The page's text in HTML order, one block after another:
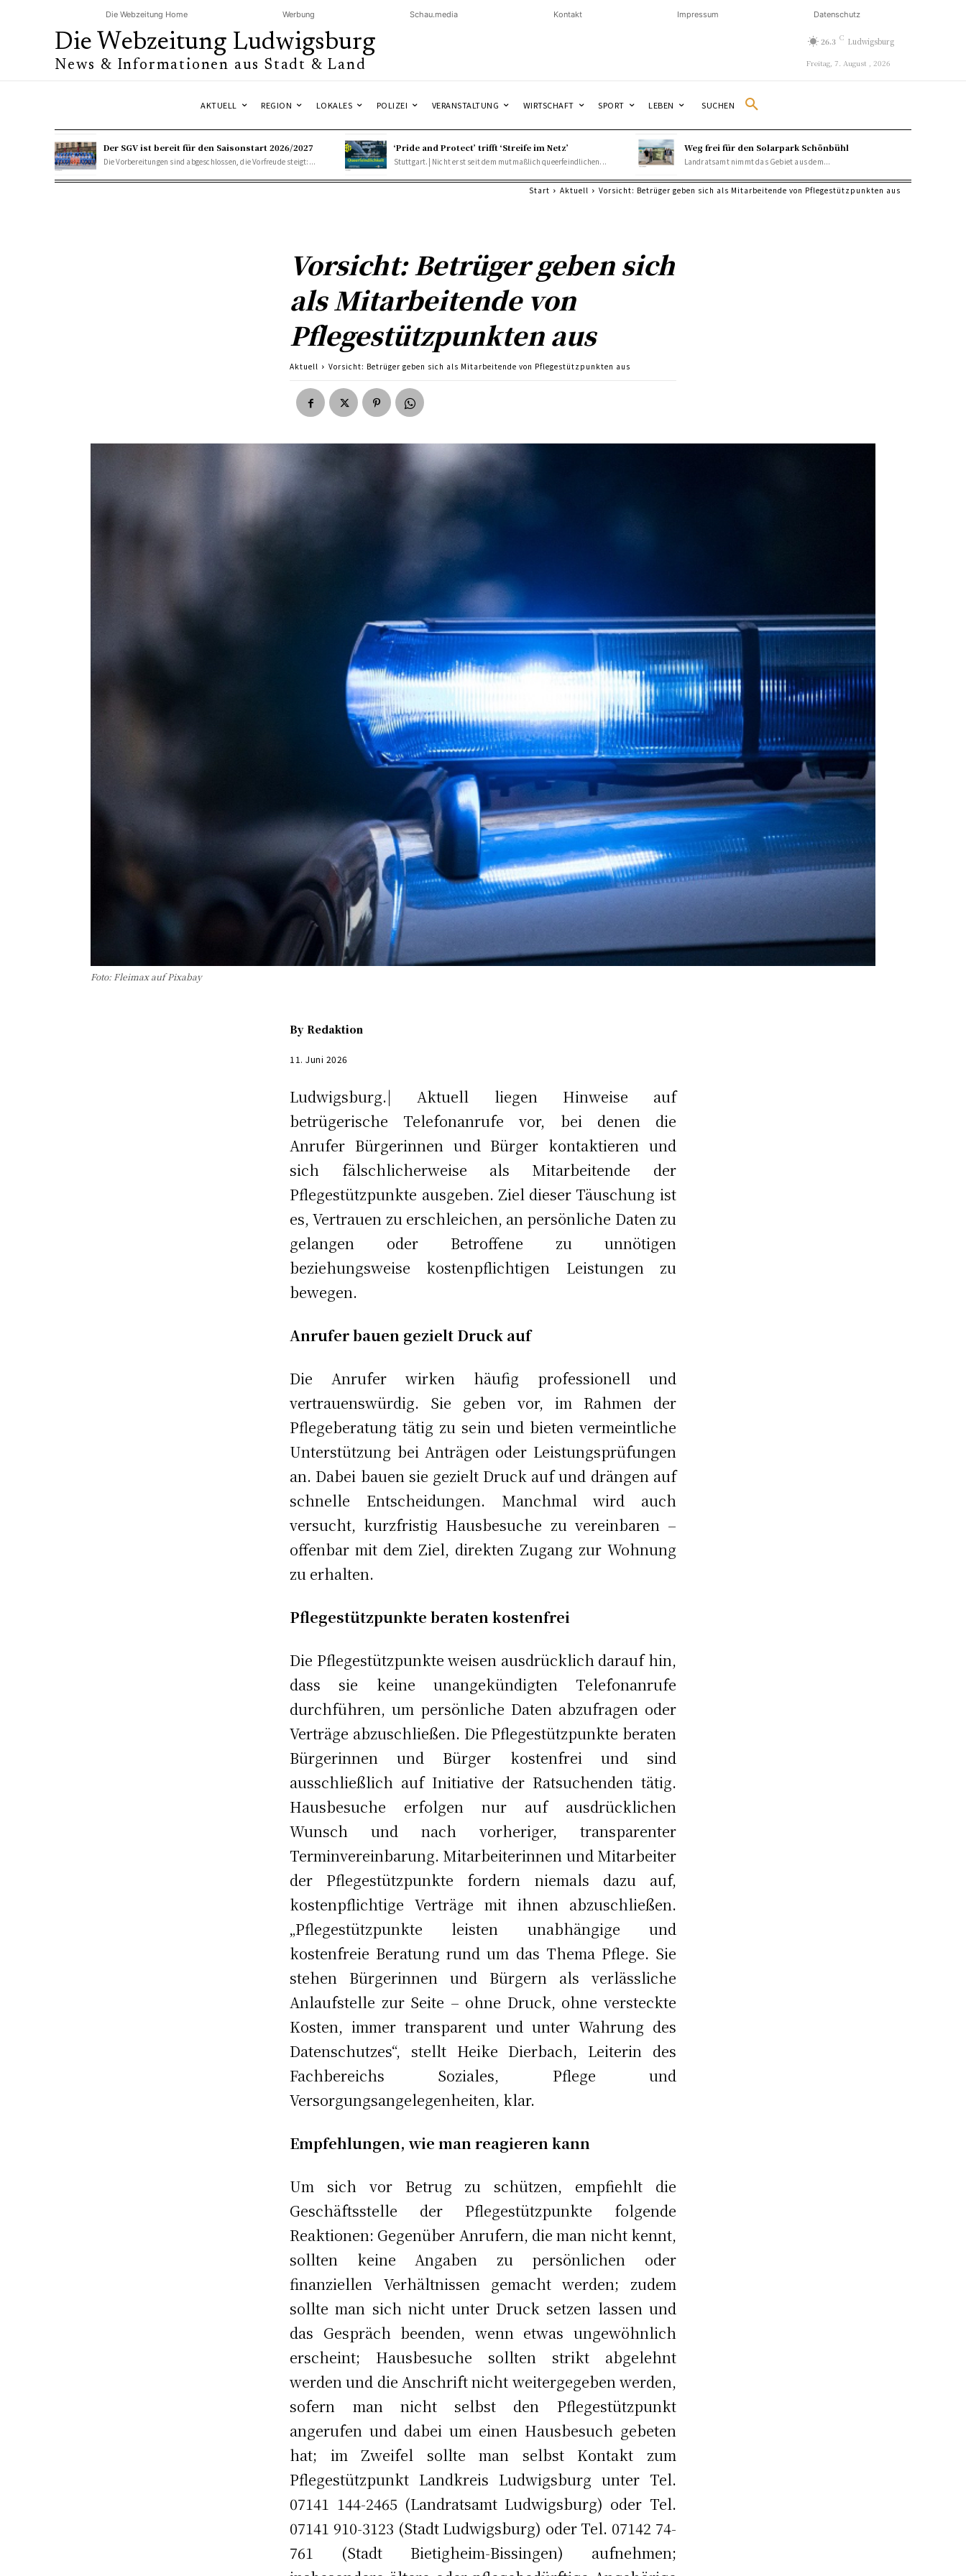
Die Webzeitung Home Werbung Schau.media Kontakt Impressum Datenschutz
Die Webzeitung Ludwigsburg
News & Informationen aus Stadt & Land
26.3 C Ludwigsburg
Freitag, 7. August , 2026
AKTUELL REGION LOKALES POLIZEI VERANSTALTUNG WIRTSCHAFT SPORT LEBEN SUCHEN
Der SGV ist bereit für den Saisonstart 2026/2027
Die Vorbereitungen sind abgeschlossen, die Vorfreude steigt:...
‘Pride and Protect’ trifft ‘Streife im Netz’
Stuttgart.| Nicht erst seit dem mutmaßlich queerfeindlichen...
Weg frei für den Solarpark Schönbühl
Landratsamt nimmt das Gebiet aus dem...
Start Aktuell Vorsicht: Betrüger geben sich als Mitarbeitende von Pflegestützpunkten aus
Vorsicht: Betrüger geben sich
als Mitarbeitende von
Pflegestützpunkten aus
Aktuell Vorsicht: Betrüger geben sich als Mitarbeitende von Pflegestützpunkten aus
Foto: Fleimax auf Pixabay
By Redaktion
11. Juni 2026
Ludwigsburg.| Aktuell liegen Hinweise auf
betrügerische Telefonanrufe vor, bei denen die
Anrufer Bürgerinnen und Bürger kontaktieren und
sich fälschlicherweise als Mitarbeitende der
Pflegestützpunkte ausgeben. Ziel dieser Täuschung ist
es, Vertrauen zu erschleichen, an persönliche Daten zu
gelangen oder Betroffene zu unnötigen
beziehungsweise kostenpflichtigen Leistungen zu
bewegen.
Anrufer bauen gezielt Druck auf
Die Anrufer wirken häufig professionell und
vertrauenswürdig. Sie geben vor, im Rahmen der
Pflegeberatung tätig zu sein und bieten vermeintliche
Unterstützung bei Anträgen oder Leistungsprüfungen
an. Dabei bauen sie gezielt Druck auf und drängen auf
schnelle Entscheidungen. Manchmal wird auch
versucht, kurzfristig Hausbesuche zu vereinbaren –
offenbar mit dem Ziel, direkten Zugang zur Wohnung
zu erhalten.
Pflegestützpunkte beraten kostenfrei
Die Pflegestützpunkte weisen ausdrücklich darauf hin,
dass sie keine unangekündigten Telefonanrufe
durchführen, um persönliche Daten abzufragen oder
Verträge abzuschließen. Die Pflegestützpunkte beraten
Bürgerinnen und Bürger kostenfrei und sind
ausschließlich auf Initiative der Ratsuchenden tätig.
Hausbesuche erfolgen nur auf ausdrücklichen
Wunsch und nach vorheriger, transparenter
Terminvereinbarung. Mitarbeiterinnen und Mitarbeiter
der Pflegestützpunkte fordern niemals dazu auf,
kostenpflichtige Verträge mit ihnen abzuschließen.
„Pflegestützpunkte leisten unabhängige und
kostenfreie Beratung rund um das Thema Pflege. Sie
stehen Bürgerinnen und Bürgern als verlässliche
Anlaufstelle zur Seite – ohne Druck, ohne versteckte
Kosten, immer transparent und unter Wahrung des
Datenschutzes“, stellt Heike Dierbach, Leiterin des
Fachbereichs Soziales, Pflege und
Versorgungsangelegenheiten, klar.
Empfehlungen, wie man reagieren kann
Um sich vor Betrug zu schützen, empfiehlt die
Geschäftsstelle der Pflegestützpunkte folgende
Reaktionen: Gegenüber Anrufern, die man nicht kennt,
sollten keine Angaben zu persönlichen oder
finanziellen Verhältnissen gemacht werden; zudem
sollte man sich nicht unter Druck setzen lassen und
das Gespräch beenden, wenn etwas ungewöhnlich
erscheint; Hausbesuche sollten strikt abgelehnt
werden und die Anschrift nicht weitergegeben werden,
sofern man nicht selbst den Pflegestützpunkt
angerufen und dabei um einen Hausbesuch gebeten
hat; im Zweifel sollte man selbst Kontakt zum
Pflegestützpunkt Landkreis Ludwigsburg unter Tel.
07141 144-2465 (Landratsamt Ludwigsburg) oder Tel.
07141 910-3123 (Stadt Ludwigsburg) oder Tel. 07142 74-
761 (Stadt Bietigheim-Bissingen) aufnehmen;